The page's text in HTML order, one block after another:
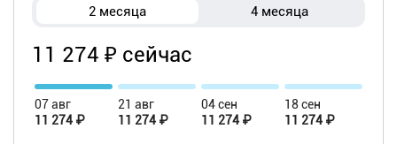
2 месяца 4 месяца
11 274 ₽ сейчас
07 авг
11 274 ₽
21 авг
11 274 ₽
04 сен
11 274 ₽
18 сен
11 274 ₽